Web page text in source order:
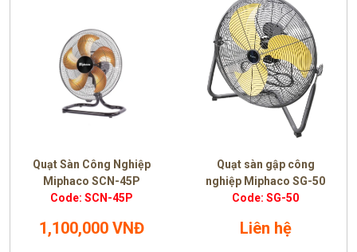
Quạt Sàn Công Nghiệp
Miphaco SCN-45P
Code: SCN-45P
1,100,000 VNĐ
Quạt sàn gập công
nghiệp Miphaco SG-50
Code: SG-50
Liên hệ